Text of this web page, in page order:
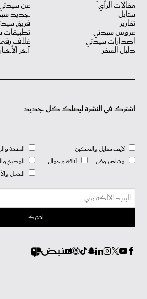
مقالات الرأي
ستايل
تقارير
عروس سيدتي
اصدارات سيدتي
دليل السفر
عن
جديد
فريق
تطبيقات
غلاف
آخر الأخبار
اشترك في النشرة ليصلك كل جديد
لايف ستايل والتمكين
مشاهير وفن
أناقة وجمال
الصحة
المطبخ
الحمل